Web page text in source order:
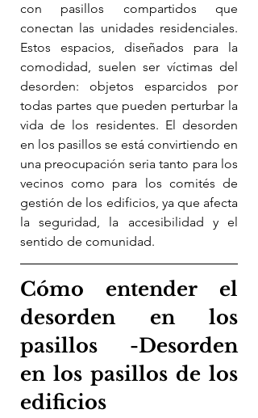
con pasillos compartidos que
conectan las unidades residenciales.
Estos espacios, diseñados para la
comodidad, suelen ser víctimas del
desorden: objetos esparcidos por
todas partes que pueden perturbar la
vida de los residentes. El desorden
en los pasillos se está convirtiendo en
una preocupación seria tanto para los
vecinos como para los comités de
gestión de los edificios, ya que afecta
la seguridad, la accesibilidad y el
sentido de comunidad.
Cómo entender el
desorden en los
pasillos -Desorden
en los pasillos de los
edificios